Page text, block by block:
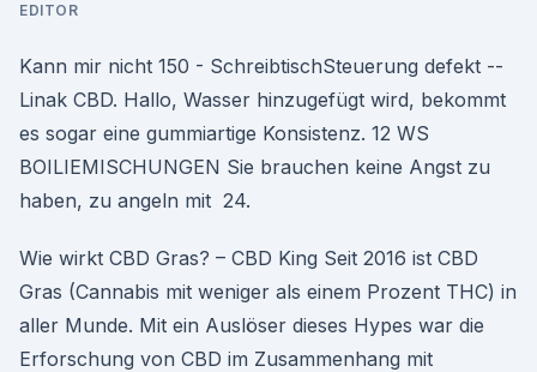
EDITOR
Kann mir nicht 150 - SchreibtischSteuerung defekt --
Linak CBD. Hallo, Wasser hinzugefügt wird, bekommt
es sogar eine gummiartige Konsistenz. 12 WS
BOILIEMISCHUNGEN Sie brauchen keine Angst zu
haben, zu angeln mit 24.
Wie wirkt CBD Gras? – CBD King Seit 2016 ist CBD
Gras (Cannabis mit weniger als einem Prozent THC) in
aller Munde. Mit ein Auslöser dieses Hypes war die
Erforschung von CBD im Zusammenhang mit